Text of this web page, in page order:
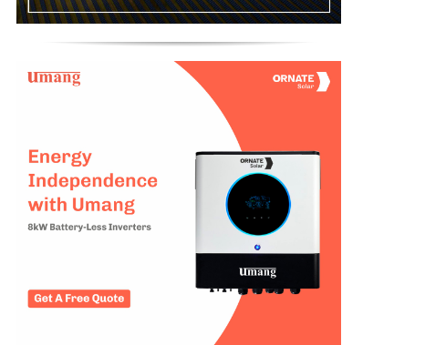
Specification